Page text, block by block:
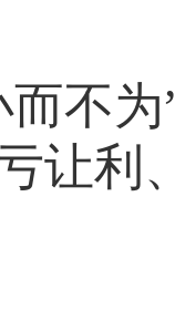
而不
让利